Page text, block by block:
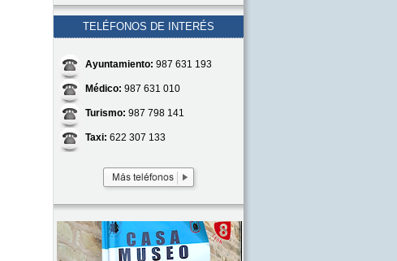
TELÉFONOS DE INTERÉS
Ayuntamiento: 987 631 193
Médico: 987 631 010
Turismo: 987 798 141
Taxi: 622 307 133